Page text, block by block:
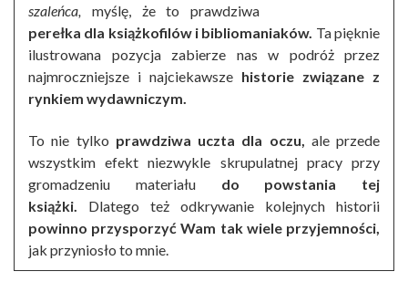
szaleńca,
myślę, że to prawdziwa
perełka dla książkofilów i bibliomaniaków. Ta pięknie
ilustrowana pozycja zabierze nas w podróż przez
najmroczniejsze i najciekawsze historie związane z
rynkiem wydawniczym.
To nie tylko prawdziwa uczta dla oczu,
ale przede
wszystkim efekt niezwykle skrupulatnej pracy przy
gromadzeniu materiału do powstania tej
książki. Dlatego też odkrywanie kolejnych historii
powinno przysporzyć Wam tak wiele przyjemności,
jak przyniosło to mnie.